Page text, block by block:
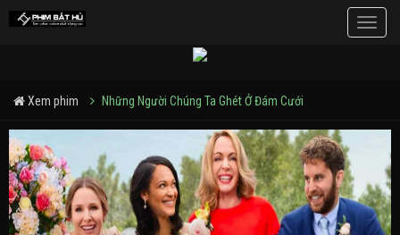
Toggle
Xem phim Những Người Chúng Ta Ghét Ở Đám Cưới